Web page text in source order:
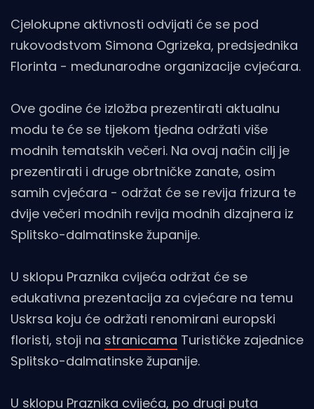
Cjelokupne aktivnosti odvijati će se pod
rukovodstvom Simona Ogrizeka, predsjednika
Florinta - međunarodne organizacije cvjećara.
Ove godine će izložba prezentirati aktualnu
modu te će se tijekom tjedna održati više
modnih tematskih večeri. Na ovaj način cilj je
prezentirati i druge obrtničke zanate, osim
samih cvjećara - održat će se revija frizura te
dvije večeri modnih revija modnih dizajnera iz
Splitsko-dalmatinske županije.
U sklopu Praznika cvijeća održat će se
edukativna prezentacija za cvjećare na temu
Uskrsa koju će održati renomirani europski
floristi, stoji na stranicama Turističke zajednice
Splitsko-dalmatinske županije.
U sklopu Praznika cvijeća, po drugi puta